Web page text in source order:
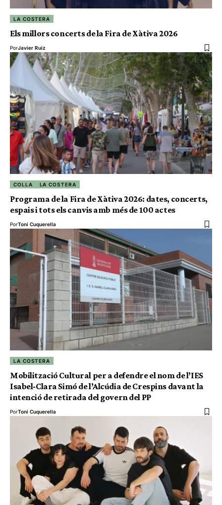
LA COSTERA
Els millors concerts de la Fira de Xàtiva 2026
PorJavier Ruiz
COLLA LA COSTERA
Programa de la Fira de Xàtiva 2026: dates, concerts,
espais i tots els canvis amb més de 100 actes
PorToni Cuquerella
LA COSTERA
Mobilització Cultural per a defendre el nom de l’IES
Isabel-Clara Simó de l’Alcúdia de Crespins davant la
intenció de retirada del govern del PP
PorToni Cuquerella